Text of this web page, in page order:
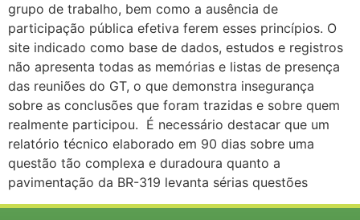
grupo de trabalho, bem como a ausência de
participação pública efetiva ferem esses princípios. O
site indicado como base de dados, estudos e registros
não apresenta todas as memórias e listas de presença
das reuniões do GT, o que demonstra insegurança
sobre as conclusões que foram trazidas e sobre quem
realmente participou. É necessário destacar que um
relatório técnico elaborado em 90 dias sobre uma
questão tão complexa e duradoura quanto a
pavimentação da BR-319 levanta sérias questões